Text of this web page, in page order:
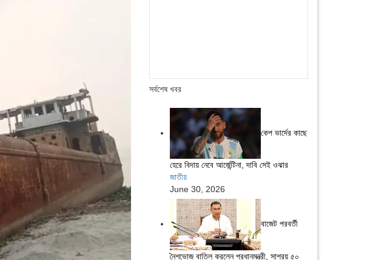
সর্বশেষ খবর
কেপ ভার্দের কাছে
হেরে বিদায় নেবে আর্জেন্টিনা, দাবি সেই ওঝার
জাতীয়
June 30, 2026
বাজেট পরবর্তী
নৈশভোজ বাতিল করলেন প্রধানমন্ত্রী, সাশ্রয় ৫০